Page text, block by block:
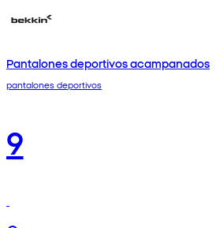
Pantalones deportivos acampanados
pantalones deportivos
9